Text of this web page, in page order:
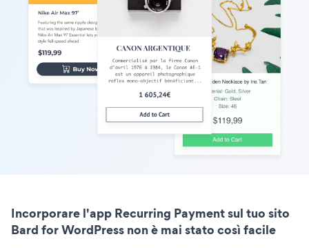
Incorporare l'app Recurring Payment sul tuo sito
Bard for WordPress non è mai stato così facile